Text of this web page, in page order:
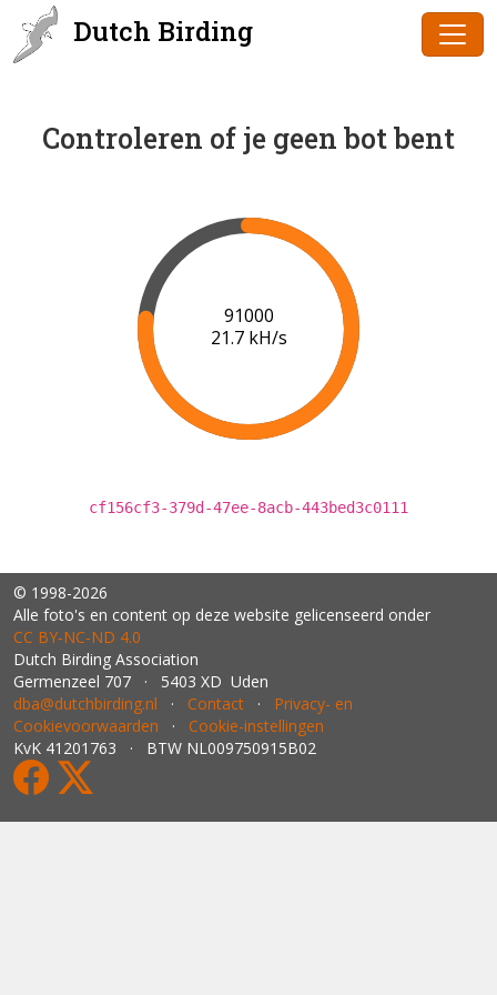
Dutch Birding
Controleren of je geen bot bent
91000
21.7 kH/s
cf156cf3-379d-47ee-8acb-443bed3c0111
© 1998-2026
Alle foto's en content op deze website gelicenseerd onder
CC BY‑NC‑ND 4.0
Dutch Birding Association
Germenzeel 707 · 5403 XD Uden
dba@dutchbirding.nl · Contact · Privacy- en
Cookievoorwaarden · Cookie-instellingen
KvK 41201763 · BTW NL009750915B02